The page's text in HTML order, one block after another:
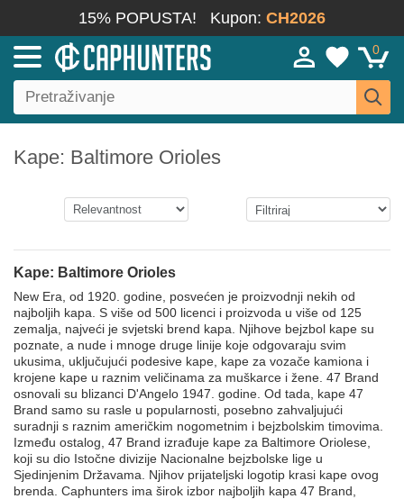
15% POPUSTA! Kupon: CH2026
0
Kape: Baltimore Orioles
Kape: Baltimore Orioles
New Era, od 1920. godine, posvećen je proizvodnji nekih od
najboljih kapa. S više od 500 licenci i proizvoda u više od 125
zemalja, najveći je svjetski brend kapa. Njihove bejzbol kape su
poznate, a nude i mnoge druge linije koje odgovaraju svim
ukusima, uključujući podesive kape, kape za vozače kamiona i
krojene kape u raznim veličinama za muškarce i žene. 47 Brand
osnovali su blizanci D'Angelo 1947. godine. Od tada, kape 47
Brand samo su rasle u popularnosti, posebno zahvaljujući
suradnji s raznim američkim nogometnim i bejzbolskim timovima.
Između ostalog, 47 Brand izrađuje kape za Baltimore Oriolese,
koji su dio Istočne divizije Nacionalne bejzbolske lige u
Sjedinjenim Državama. Njihov prijateljski logotip krasi kape ovog
brenda. Caphunters ima širok izbor najboljih kapa 47 Brand,